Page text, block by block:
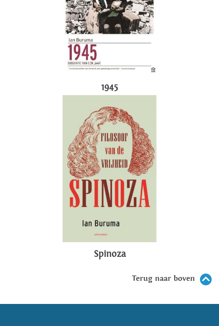
1945
Spinoza
Terug naar boven